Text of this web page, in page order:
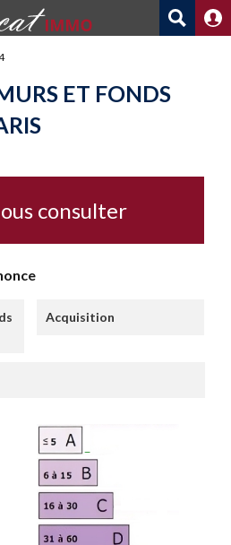
ET FONDS
consulter
Acquisition